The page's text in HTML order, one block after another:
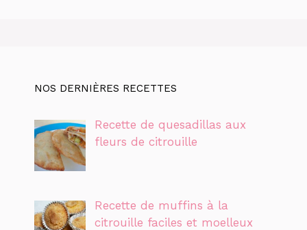
NOS DERNIÈRES RECETTES
Recette de quesadillas aux
fleurs de citrouille
Recette de muffins à la
citrouille faciles et moelleux